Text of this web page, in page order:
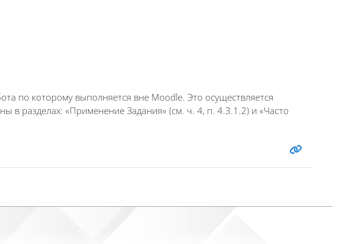
по которому выполняется вне Moodle. Это осуществляется
в разделах: «Применение Задания» (см. ч. 4, п. 4.3.1.2) и «Часто